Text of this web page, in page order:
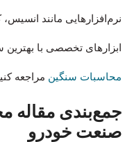
نرم‌افزارهایی مانند
ابزارهای تخصصی با
محاسبات سنگین مراجعه
جمع‌بندی مقاله
صنعت خودرو